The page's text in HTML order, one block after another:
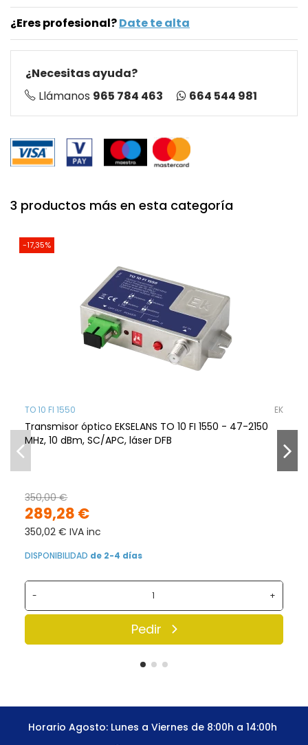
¿Eres profesional?Date te alta
¿Necesitas ayuda?
Llámanos 965 784 463 664 544 981
3 productos más en esta categoría
-17,35%
TO 10 FI 1550 EK
Transmisor óptico EKSELANS TO 10 FI 1550 - 47-2150
MHz, 10 dBm, SC/APC, láser DFB
289,28 €
350,00 €
350,02 € IVA inc
DISPONIBILIDAD de 2-4 días
- +
Pedir
Horario Agosto: Lunes a Viernes de 8:00h a 14:00h